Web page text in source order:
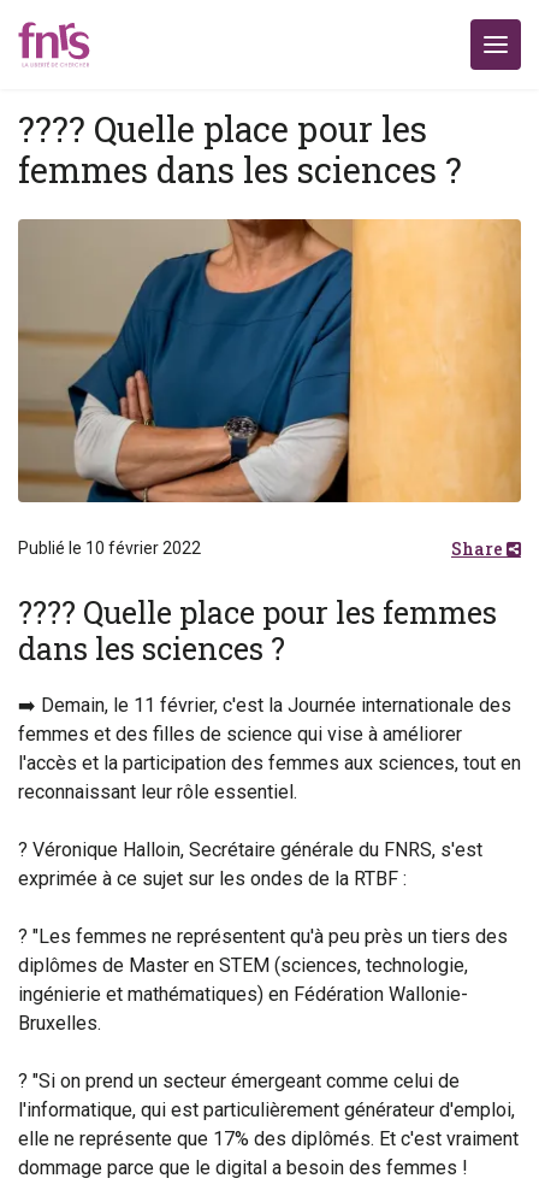
?‍??‍? Quelle place pour les
femmes dans les sciences ?
Publié le 10 février 2022 Share
?‍??‍? Quelle place pour les femmes
dans les sciences ?
➡️ Demain, le 11 février, c'est la Journée internationale des
femmes et des filles de science qui vise à améliorer
l'accès et la participation des femmes aux sciences, tout en
reconnaissant leur rôle essentiel.
? Véronique Halloin, Secrétaire générale du FNRS, s'est
exprimée à ce sujet sur les ondes de la RTBF :
? "Les femmes ne représentent qu'à peu près un tiers des
diplômes de Master en STEM (sciences, technologie,
ingénierie et mathématiques) en Fédération Wallonie-
Bruxelles.
? "Si on prend un secteur émergeant comme celui de
l'informatique, qui est particulièrement générateur d'emploi,
elle ne représente que 17% des diplômés. Et c'est vraiment
dommage parce que le digital a besoin des femmes !